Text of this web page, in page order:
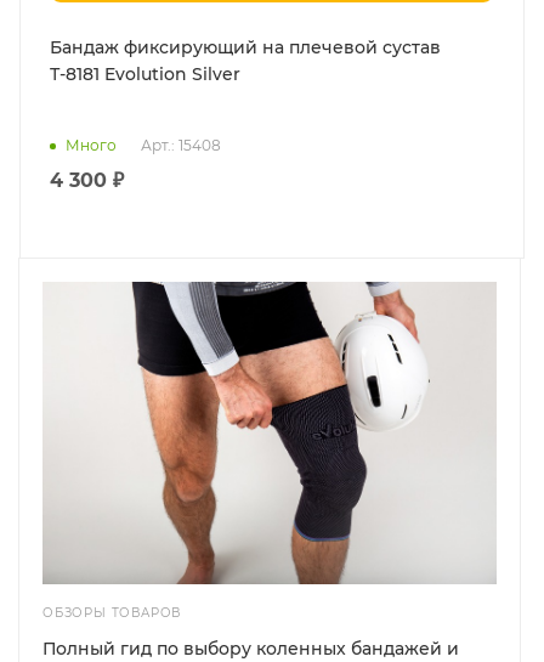
Бандаж фиксирующий на плечевой сустав
Т-8181 Evolution Silver
Много Арт.: 15408
4 300 ₽
ОБЗОРЫ ТОВАРОВ
Полный гид по выбору коленных бандажей и